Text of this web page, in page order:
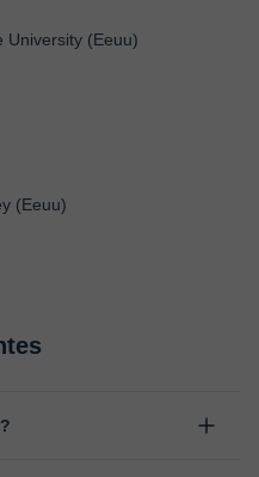
University (Eeuu)
(Eeuu)